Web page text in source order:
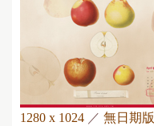
1280 x 1024 ／ 無日期版